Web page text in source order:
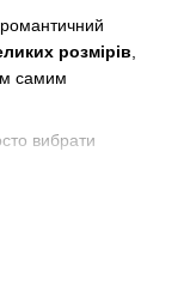
розмірів
самим
вибрати